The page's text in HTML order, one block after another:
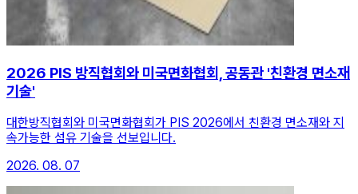
2026 PIS 방직협회와 미국면화협회, 공동관 '친환경 면소재
기술'
대한방직협회와 미국면화협회가 PIS 2026에서 친환경 면소재와 지
속가능한 섬유 기술을 선보입니다.
2026. 08. 07